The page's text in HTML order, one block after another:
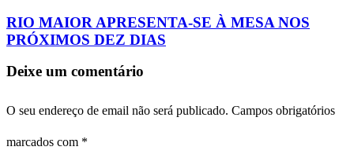
RIO MAIOR APRESENTA-SE À MESA NOS
PRÓXIMOS DEZ DIAS
Deixe um comentário
O seu endereço de email não será publicado. Campos obrigatórios
marcados com *